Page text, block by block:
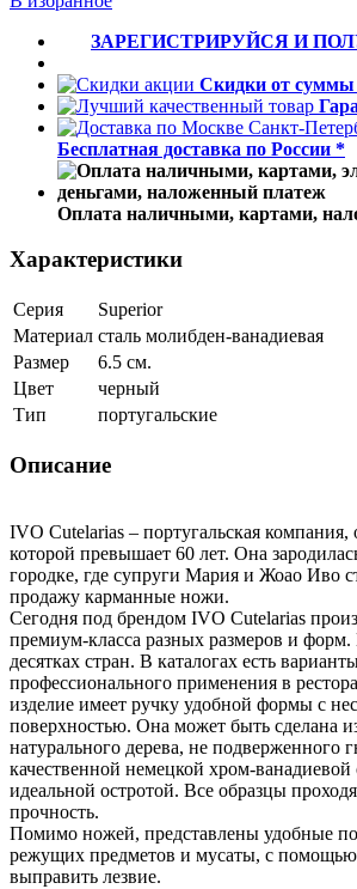
ЗАРЕГИСТРИРУЙСЯ И
Скидки от суммы
Бесплатная доставка по России *
Оплата наличными, картами,
Характеристики
Серия
Superior
Материал сталь молибден-ванадиевая
Размер
6.5 см.
Цвет
черный
Тип
португальские
Описание
IVO Cutelarias – португальская
которой превышает 60 лет. Она
городке, где супруги Мария и Жоао Иво
продажу карманные ножи.
Сегодня под брендом IVO Cutelarias
премиум-класса разных размеров и
десятках стран. В каталогах есть
профессионального применения в
изделие имеет ручку удобной формы с
поверхностью. Она может быть сделана
натурального дерева, не подверженного
качественной немецкой хром-ванадиевой
идеальной остротой. Все образцы
прочность.
Помимо ножей, представлены удобные
режущих предметов и мусаты, с
выправить лезвие.